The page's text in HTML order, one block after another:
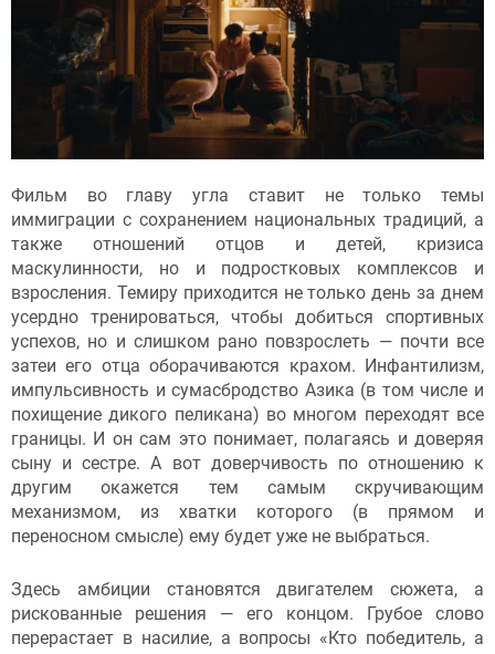
Фильм во главу угла ставит не только темы
иммиграции с сохранением национальных традиций, а
также отношений отцов и детей, кризиса
маскулинности, но и подростковых комплексов и
взросления. Темиру приходится не только день за днем
усердно тренироваться, чтобы добиться спортивных
успехов, но и слишком рано повзрослеть — почти все
затеи его отца оборачиваются крахом. Инфантилизм,
импульсивность и сумасбродство Азика (в том числе и
похищение дикого пеликана) во многом переходят все
границы. И он сам это понимает, полагаясь и доверяя
сыну и сестре. А вот доверчивость по отношению к
другим окажется тем самым скручивающим
механизмом, из хватки которого (в прямом и
переносном смысле) ему будет уже не выбраться.
Здесь амбиции становятся двигателем сюжета, а
рискованные решения — его концом. Грубое слово
перерастает в насилие, а вопросы «Кто победитель, а